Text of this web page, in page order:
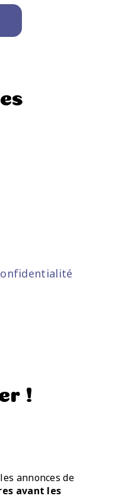
!
annonces de
avant les